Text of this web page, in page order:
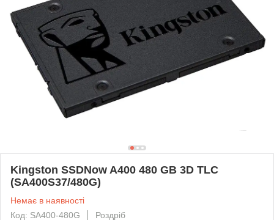
Kingston SSDNow A400 480 GB 3D TLC
(SA400S37/480G)
Немає в наявності
Код: SA400-480G
Роздріб